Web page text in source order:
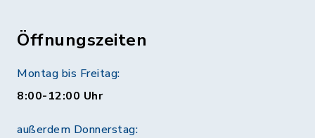
Öffnungszeiten
Montag bis Freitag:
8:00-12:00 Uhr
außerdem Donnerstag: